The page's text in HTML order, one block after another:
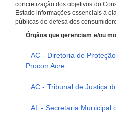
concretização dos objetivos do
Estado informações essenciais à
públicas de defesa dos
Órgãos que gerenciam e/ou
AC - Diretoria de
Procon Acre
AC - Tribunal de Justiça
AL - Secretaria Municipal